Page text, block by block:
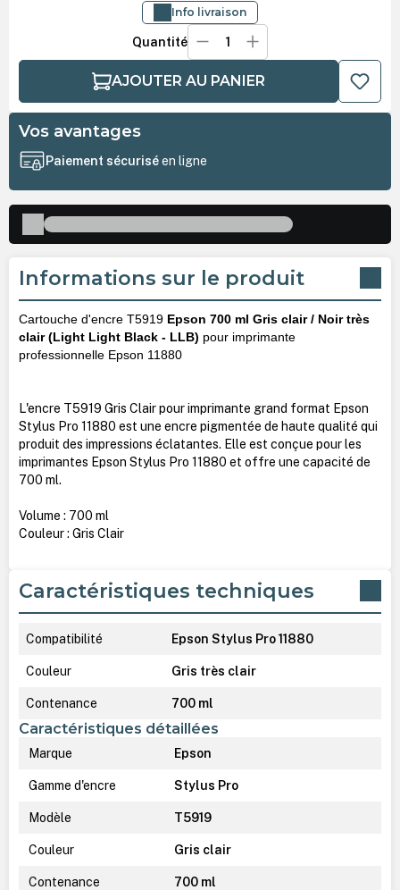
Info livraison
Quantité
AJOUTER AU PANIER
Vos avantages
Paiement sécuriséen ligne
Informations sur le produit
Cartouche d'encre T5919 Epson 700 ml Gris clair / Noir très
clair (Light Light Black - LLB) pour imprimante
professionnelle Epson 11880
L'encre T5919 Gris Clair pour imprimante grand format Epson
Stylus Pro 11880 est une encre pigmentée de haute qualité qui
produit des impressions éclatantes. Elle est conçue pour les
imprimantes Epson Stylus Pro 11880 et offre une capacité de
700 ml.
Volume : 700 ml
Couleur : Gris Clair
Caractéristiques techniques
Compatibilité Epson Stylus Pro 11880
Couleur Gris très clair
Contenance 700 ml
Caractéristiques détaillées
Marque Epson
Gamme d'encre Stylus Pro
Modèle T5919
Couleur Gris clair
Contenance 700 ml